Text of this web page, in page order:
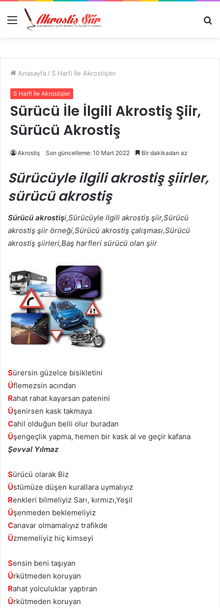
Menü
Anasayfa / S Harfi İle Akrostişler
S Harfi İle Akrostişler
Sürücü İle İlgili Akrostiş Şiir,
Sürücü Akrostiş
Akrostiş Son güncelleme: 10 Mart 2022 Bir dakikadan az
Sürücüyle ilgili akrostiş şiirler,
sürücü akrostiş
Sürücü akrostişi,Sürücüyle ilgili akrostiş şiir,Sürücü
akrostiş şiir örneği,Sürücü akrostiş çalışması,Sürücü
akrostiş şiirleri,Baş harfleri sürücü olan şiir
Sürersin güzelce bisikletini
Üflemezsin acından
Rahat rahat kayarsan patenini
Üşenirsen kask takmaya
Cahil olduğun belli olur buradan
Üşengeçlik yapma, hemen bir kask al ve geçir kafana
Şevval Yılmaz
Sürücü olarak Biz
Üstümüze düşen kurallara uymalıyız
Renkleri bilmeliyiz Sarı, kırmızı,Yeşil
Üşenmeden beklemeliyiz
Canavar olmamalıyız trafikde
Üzmemeliyiz hiç kimseyi
Sensin beni taşıyan
Ürkütmeden koruyan
Rahat yolculuklar yaptıran
Ürkütmeden koruyan